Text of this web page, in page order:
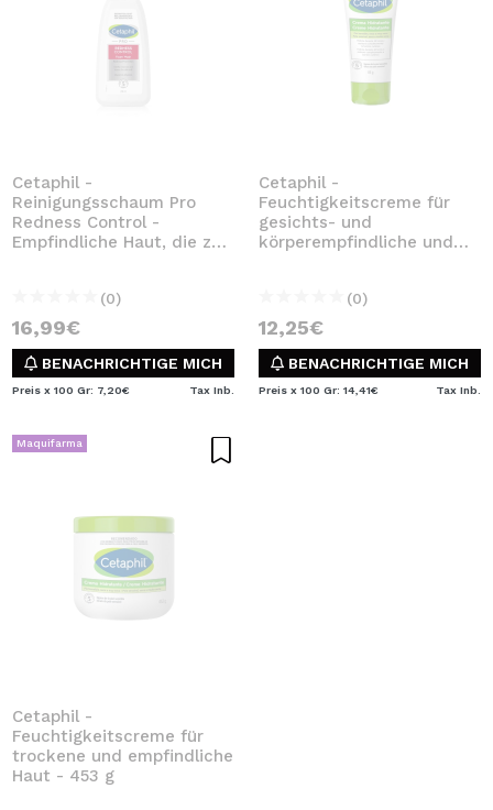
Cetaphil -
Reinigungsschaum Pro
Redness Control -
Empfindliche Haut, die zu
(0)
16,99€
BENACHRICHTIGE MICH
Preis x 100 Gr: 7,20€ Tax Inb.
Cetaphil -
Feuchtigkeitscreme für
gesichts- und
körperempfindliche und
(0)
12,25€
BENACHRICHTIGE MICH
Preis x 100 Gr: 14,41€ Tax Inb.
Maquifarma
Cetaphil -
Feuchtigkeitscreme für
trockene und empfindliche
Haut - 453 g